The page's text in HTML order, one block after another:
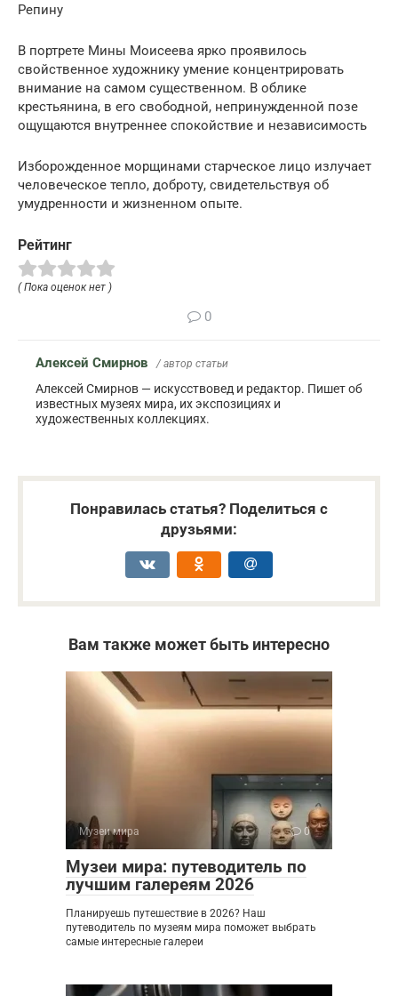
Репину
В портрете Мины Моисеева ярко проявилось
свойственное художнику умение концентрировать
внимание на самом существенном. В облике
крестьянина, в его свободной, непринужденной позе
ощущаются внутреннее спокойствие и независимость
Изборожденное морщинами старческое лицо излучает
человеческое тепло, доброту, свидетельствуя об
умудренности и жизненном опыте.
Рейтинг
( Пока оценок нет )
0
Алексей Смирнов / автор статьи
Алексей Смирнов — искусствовед и редактор. Пишет об
известных музеях мира, их экспозициях и
художественных коллекциях.
Понравилась статья? Поделиться с
друзьями:
Вам также может быть интересно
Музеи мира 0
Музеи мира: путеводитель по
лучшим галереям 2026
Планируешь путешествие в 2026? Наш
путеводитель по музеям мира поможет выбрать
самые интересные галереи